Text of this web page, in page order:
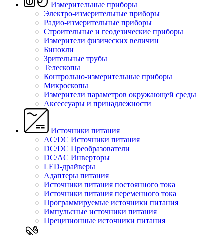
Измерительные приборы
Электро-измерительные приборы
Радио-измерительные приборы
Строительные и геодезические приборы
Измерители физических величин
Бинокли
Зрительные трубы
Телескопы
Контрольно-измерительные приборы
Микроскопы
Измерители параметров окружающей среды
Аксессуары и принадлежности
Источники питания
AC/DC Источники питания
DC/DC Преобразователи
DC/AC Инверторы
LED-драйверы
Адаптеры питания
Источники питания постоянного тока
Источники питания переменного тока
Программируемые источники питания
Импульсные источники питания
Прецизионные источники питания